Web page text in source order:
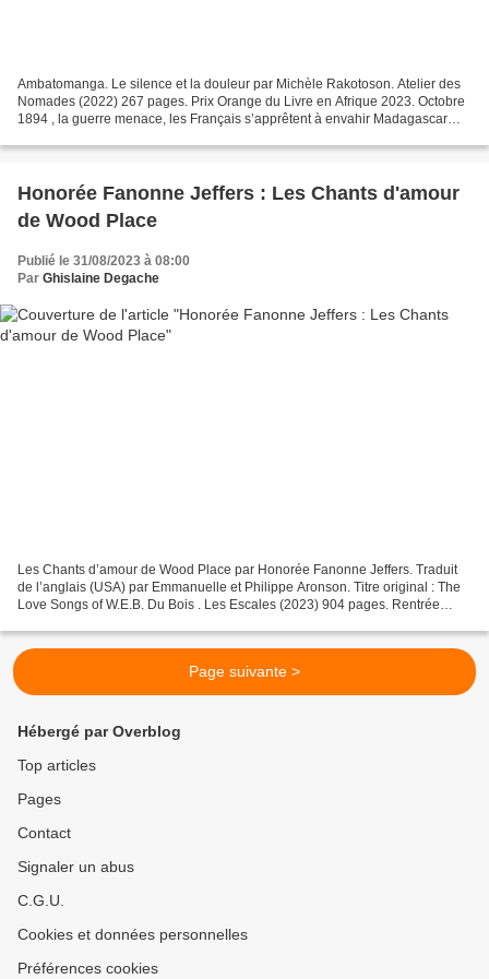
Ambatomanga. Le silence et la douleur par Michèle Rakotoson. Atelier des
Nomades (2022) 267 pages. Prix Orange du Livre en Afrique 2023. Octobre
1894 , la guerre menace, les Français s’apprêtent à envahir Madagascar
Honorée Fanonne Jeffers : Les Chants d'amour
de Wood Place
Publié le 31/08/2023 à 08:00
Par Ghislaine Degache
Les Chants d’amour de Wood Place par Honorée Fanonne Jeffers. Traduit
de l’anglais (USA) par Emmanuelle et Philippe Aronson. Titre original : The
Love Songs of W.E.B. Du Bois . Les Escales (2023) 904 pages. Rentrée
Page suivante >
Hébergé par Overblog
Top articles
Pages
Contact
Signaler un abus
C.G.U.
Cookies et données personnelles
Préférences cookies